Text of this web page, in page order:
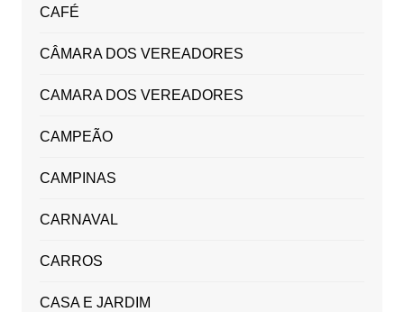
CAFÉ
CÂMARA DOS VEREADORES
CAMARA DOS VEREADORES
CAMPEÃO
CAMPINAS
CARNAVAL
CARROS
CASA E JARDIM